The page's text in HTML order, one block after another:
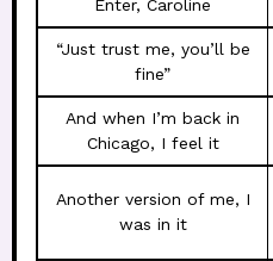
Enter, Caroline
“Just trust me, you’ll be
fine”
And when I’m back in
Chicago, I feel it
Another version of me, I
was in it